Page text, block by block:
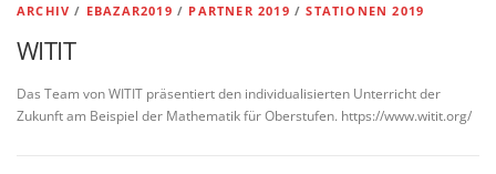
ARCHIV / EBAZAR2019 / PARTNER 2019 /STATIONEN 2019
WITIT
Das Team von WITIT präsentiert den individualisierten Unterricht der
Zukunft am Beispiel der Mathematik für Oberstufen. https://www.witit.org/